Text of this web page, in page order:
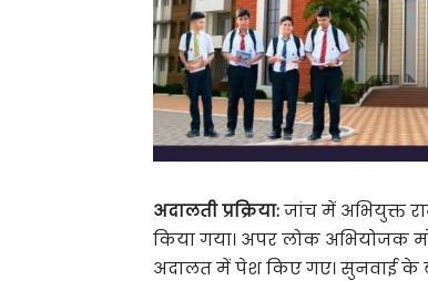
अदालती प्रक्रिया:जांच में अभियुक्त
किया गया। अपर लोक अभियोजक
अदालत में पेश किए गए। सुनवाई के